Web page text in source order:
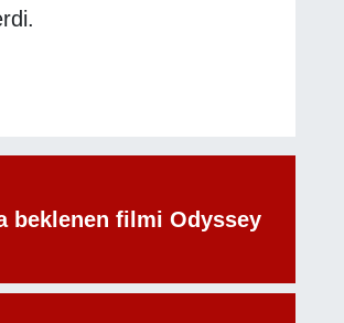
beklenen filmi Odyssey